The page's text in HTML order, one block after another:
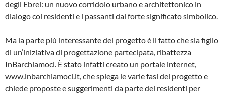
degli Ebrei: un nuovo corridoio urbano e architettonico in
dialogo coi residenti e i passanti dal forte significato simbolico.
Ma la parte più interessante del progetto è il fatto che sia figlio
di un’iniziativa di progettazione partecipata, ribattezza
InBarchiamoci. È stato infatti creato un portale internet,
www.inbarchiamoci.it, che spiega le varie fasi del progetto e
chiede proposte e suggerimenti da parte dei residenti per